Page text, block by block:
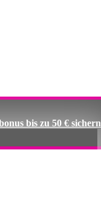
bis zu 50 € sichern